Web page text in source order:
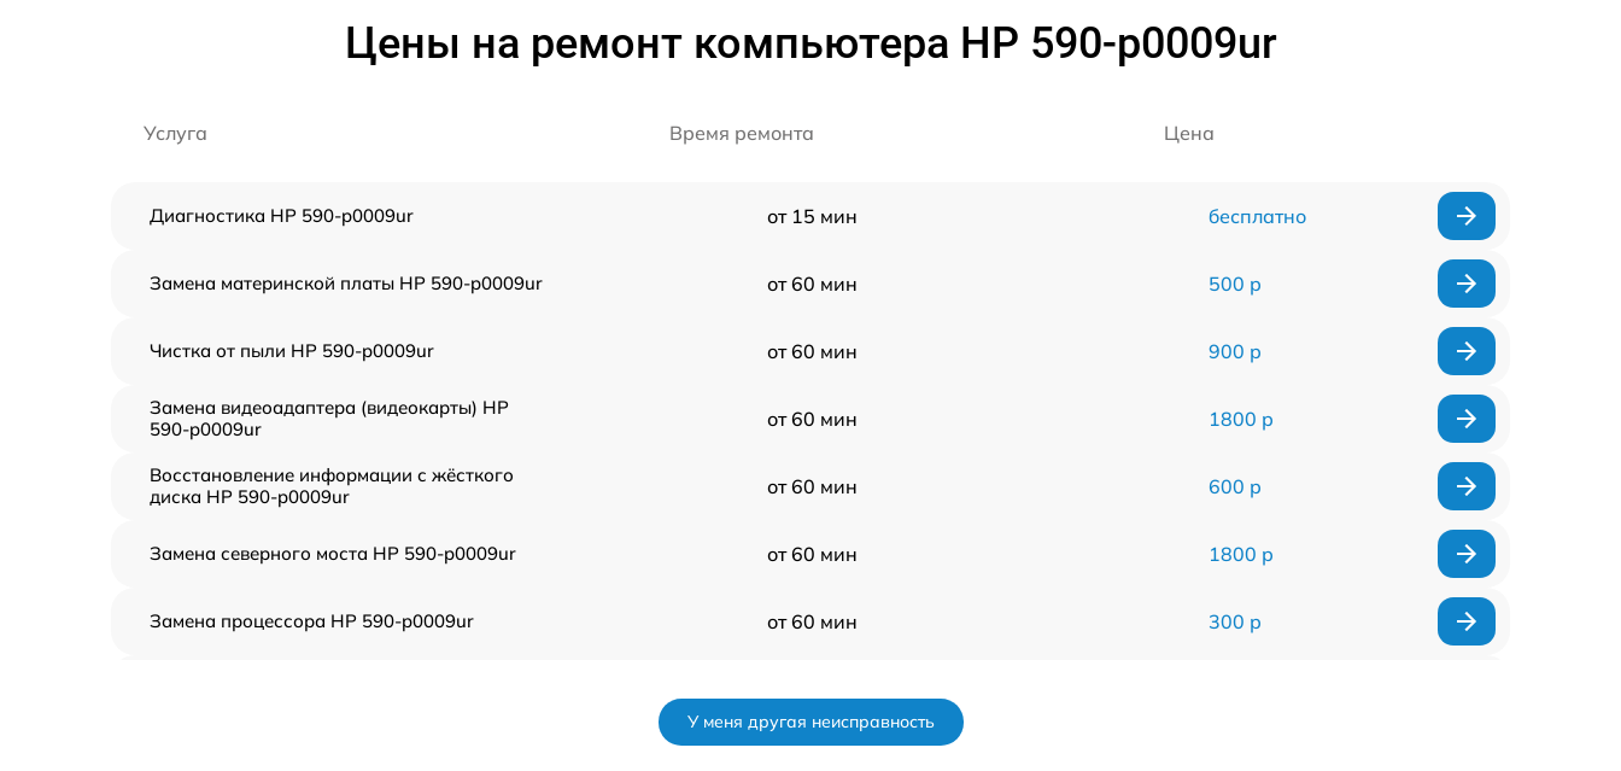
Цены на ремонт компьютера HP 590-p0009ur
Услуга Время ремонта Цена
Диагностика HP 590-p0009ur от 15 мин бесплатно
Замена материнской платы HP 590-p0009ur от 60 мин 500 р
Чистка от пыли HP 590-p0009ur от 60 мин 900 р
Замена видеоадаптера (видеокарты) HP
590-p0009ur
от 60 мин 1800 р
Восстановление информации с жёсткого
диска HP 590-p0009ur
от 60 мин 600 р
Замена северного моста HP 590-p0009ur от 60 мин 1800 р
Замена процессора HP 590-p0009ur от 60 мин 300 р
У меня другая неисправность